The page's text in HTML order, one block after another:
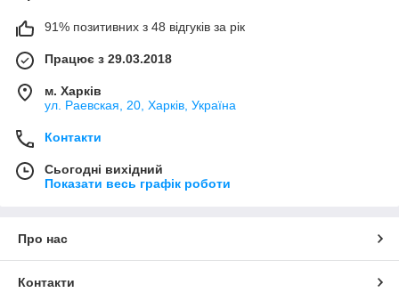
91% позитивних з 48 відгуків за рік
Працює з 29.03.2018
м. Харків
ул. Раевская, 20, Харків, Україна
Контакти
Сьогодні вихідний
Показати весь графік роботи
Про нас
Контакти